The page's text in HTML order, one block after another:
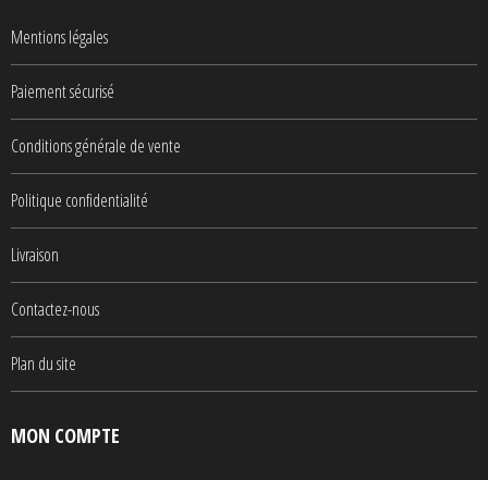
Mentions légales
Paiement sécurisé
Conditions générale de vente
Politique confidentialité
Livraison
Contactez-nous
Plan du site
MON COMPTE